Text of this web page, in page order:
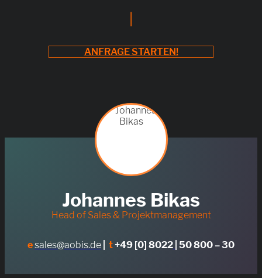
ANFRAGE STARTEN!
Johannes Bikas
Head of Sales & Projektmanagement
esales@aobis.de t+49 [0] 8022 | 50 800 – 30